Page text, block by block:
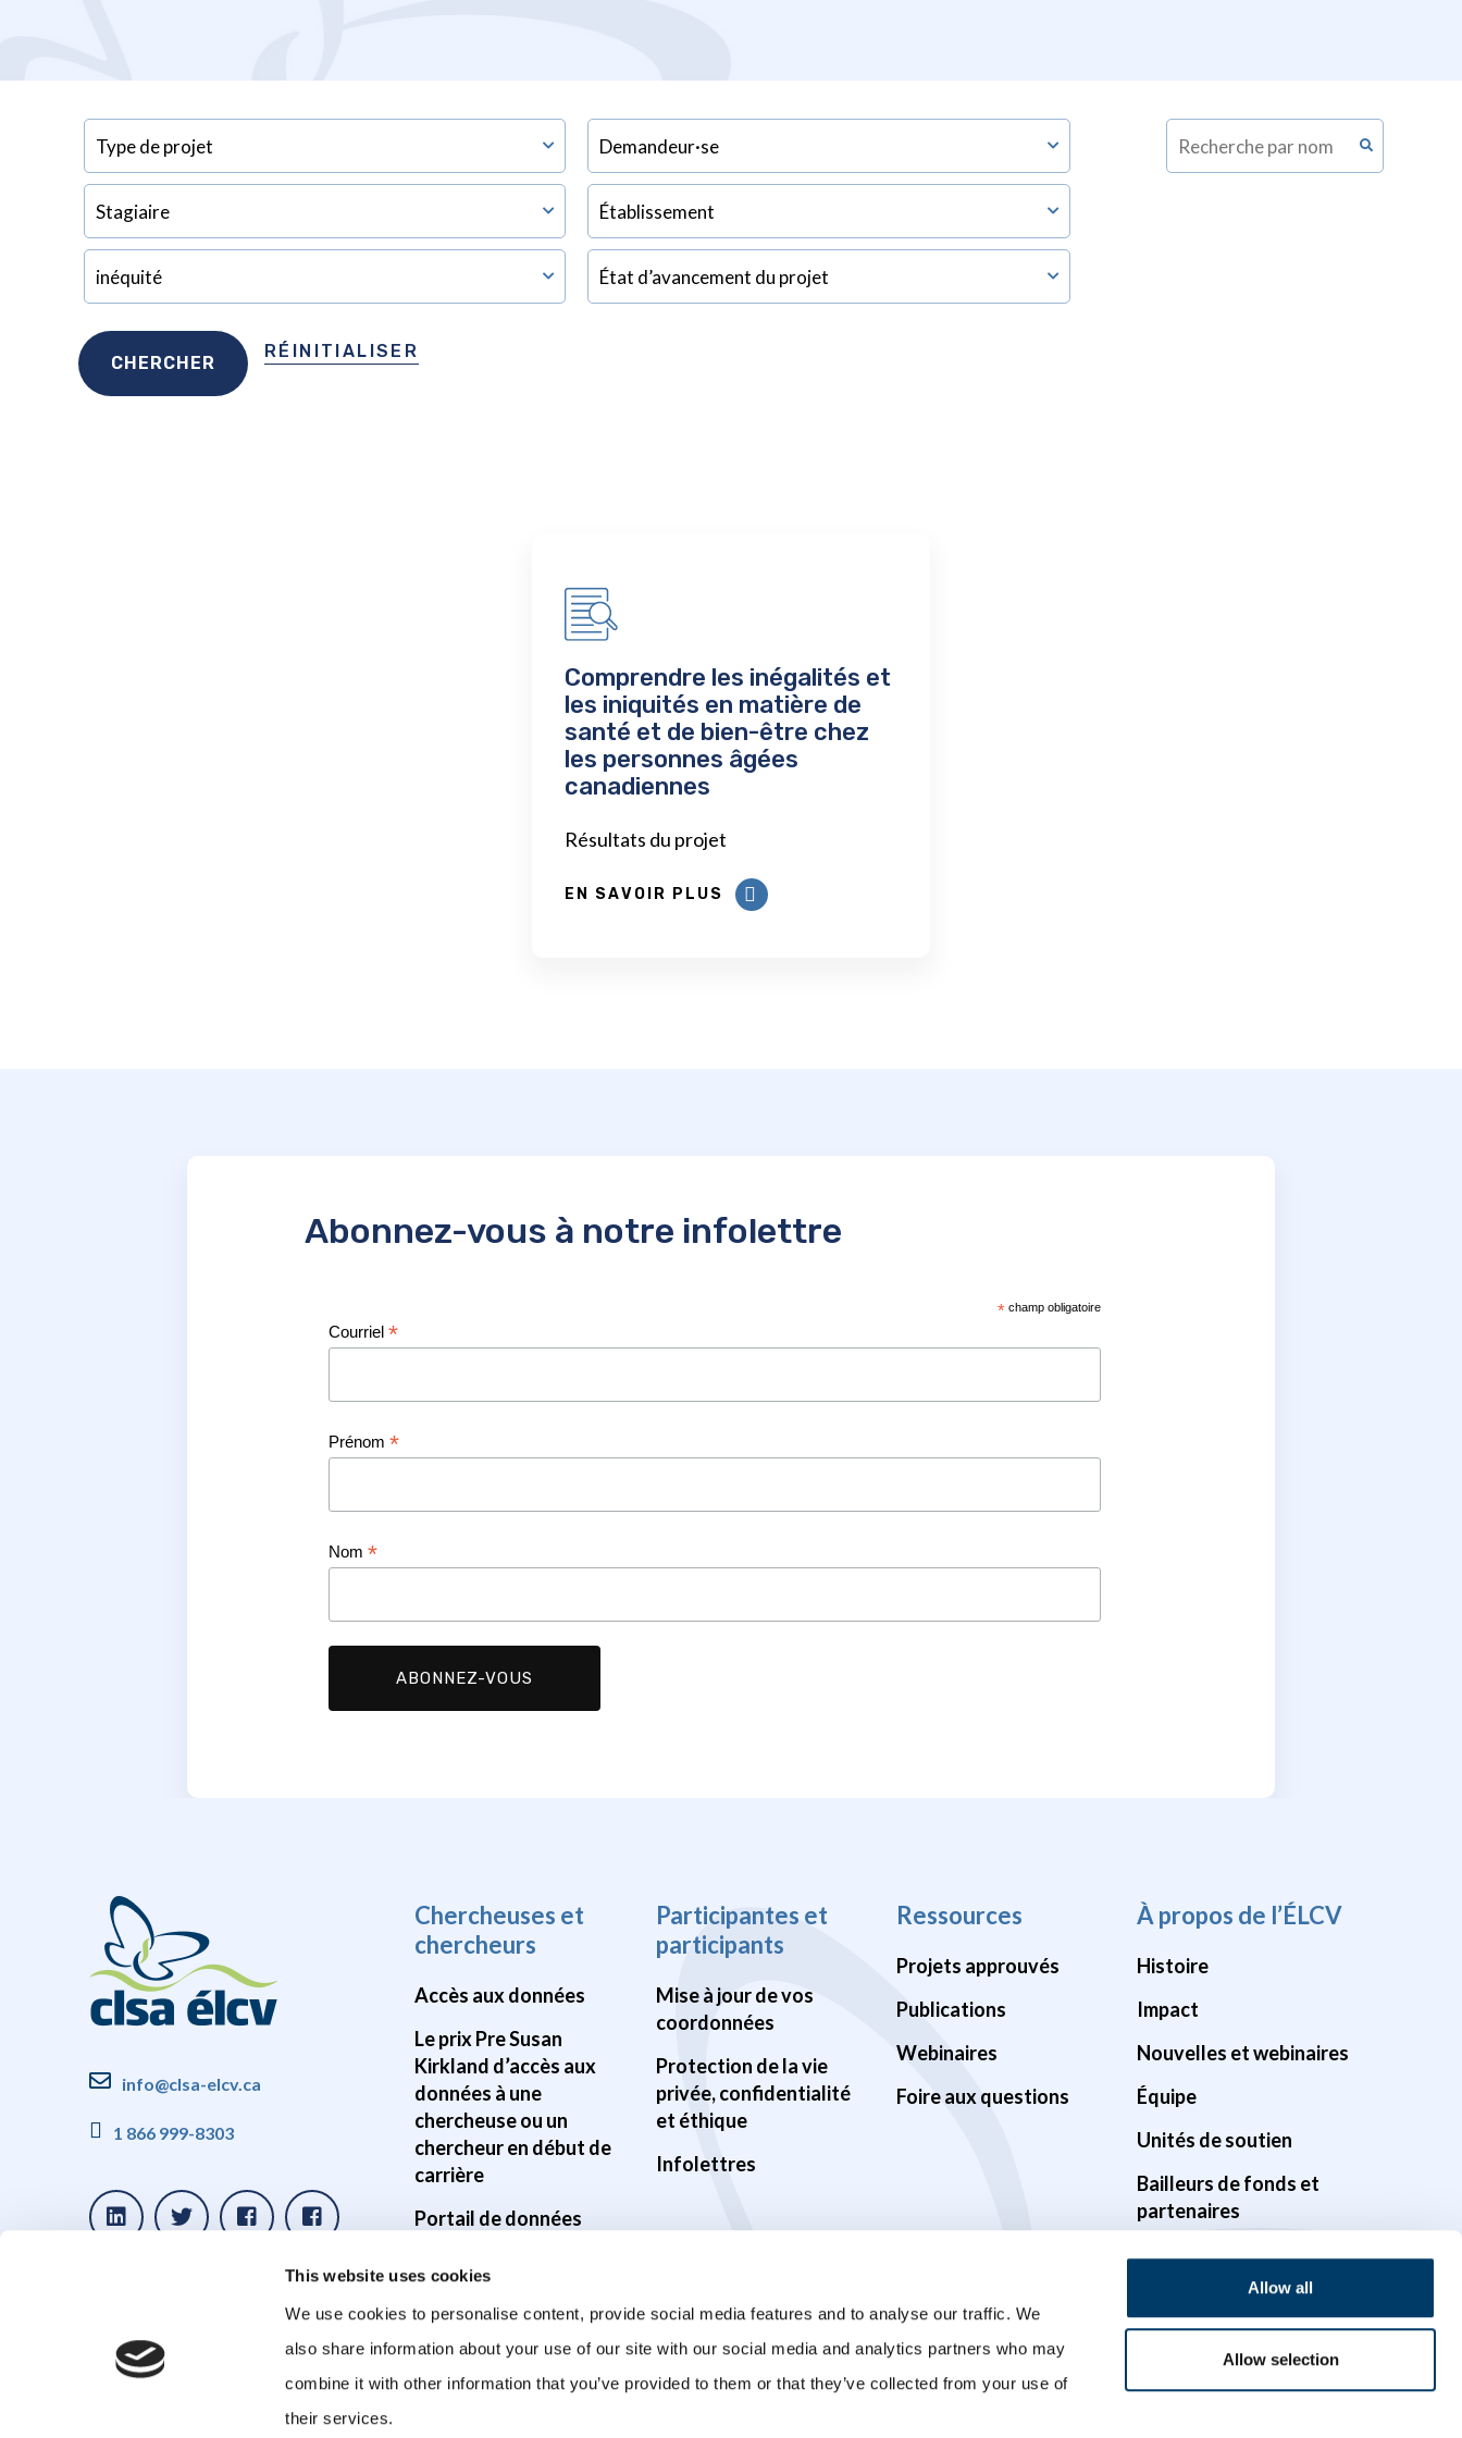
This website uses cookies
We use cookies to personalise content, provide social media features and to analyse our traffic. We
also share information about your use of our site with our social media and analytics partners who may
combine it with other information that you’ve provided to them or that they’ve collected from your use of
their services.
Allow all
Allow selection
RÉINITIALISER
Comprendre les inégalités et
les iniquités en matière de
santé et de bien-être chez
les personnes âgées
canadiennes
Résultats du projet
EN SAVOIR PLUS
Abonnez-vous à notre infolettre
* champ obligatoire
Courriel *
Prénom *
Nom *
info@clsa-elcv.ca
1 866 999-8303
Chercheuses et
chercheurs
Accès aux données
Le prix Pre Susan
Kirkland d’accès aux
données à une
chercheuse ou un
chercheur en début de
carrière
Portail de données
données
cerveau
Participantes et
participants
Mise à jour de vos
coordonnées
Protection de la vie
privée, confidentialité
et éthique
Infolettres
Ressources
Projets approuvés
Publications
Webinaires
Foire aux questions
À propos de l’ÉLCV
Histoire
Impact
Nouvelles et webinaires
Équipe
Unités de soutien
Bailleurs de fonds et
partenaires
Gouvernance